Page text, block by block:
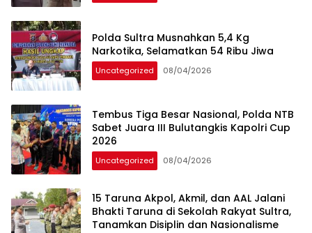
Polda Sultra Musnahkan 5,4 Kg
Narkotika, Selamatkan 54 Ribu Jiwa
Uncategorized 08/04/2026
Tembus Tiga Besar Nasional, Polda NTB
Sabet Juara III Bulutangkis Kapolri Cup
2026
Uncategorized 08/04/2026
15 Taruna Akpol, Akmil, dan AAL Jalani
Bhakti Taruna di Sekolah Rakyat Sultra,
Tanamkan Disiplin dan Nasionalisme